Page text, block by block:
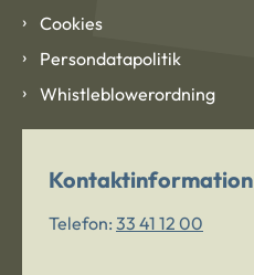
Cookies
Persondatapolitik
Whistleblowerordning
Kontaktinformation
Telefon: 33 41 12 00